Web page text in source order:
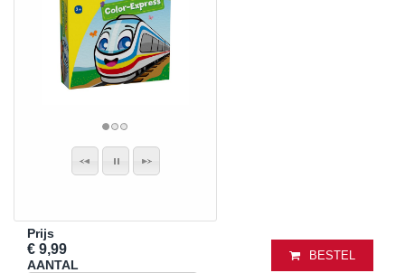
Prijs
€ 9,99
AANTAL
BESTEL